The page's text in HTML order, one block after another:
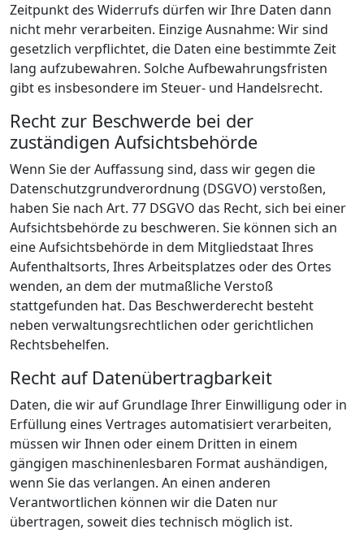
Zeitpunkt des Widerrufs dürfen wir Ihre Daten dann
nicht mehr verarbeiten. Einzige Ausnahme: Wir sind
gesetzlich verpflichtet, die Daten eine bestimmte Zeit
lang aufzubewahren. Solche Aufbewahrungsfristen
gibt es insbesondere im Steuer- und Handelsrecht.
Recht zur Beschwerde bei der
zuständigen Aufsichtsbehörde
Wenn Sie der Auffassung sind, dass wir gegen die
Datenschutzgrundverordnung (DSGVO) verstoßen,
haben Sie nach Art. 77 DSGVO das Recht, sich bei einer
Aufsichtsbehörde zu beschweren. Sie können sich an
eine Aufsichtsbehörde in dem Mitgliedstaat Ihres
Aufenthaltsorts, Ihres Arbeitsplatzes oder des Ortes
wenden, an dem der mutmaßliche Verstoß
stattgefunden hat. Das Beschwerderecht besteht
neben verwaltungsrechtlichen oder gerichtlichen
Rechtsbehelfen.
Recht auf Datenübertragbarkeit
Daten, die wir auf Grundlage Ihrer Einwilligung oder in
Erfüllung eines Vertrages automatisiert verarbeiten,
müssen wir Ihnen oder einem Dritten in einem
gängigen maschinenlesbaren Format aushändigen,
wenn Sie das verlangen. An einen anderen
Verantwortlichen können wir die Daten nur
übertragen, soweit dies technisch möglich ist.